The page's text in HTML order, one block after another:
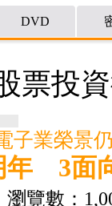
DVD
票投
子業榮景
年 3面
瀏覽數：